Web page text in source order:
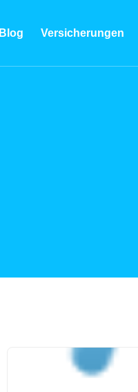
Blog Versicherungen